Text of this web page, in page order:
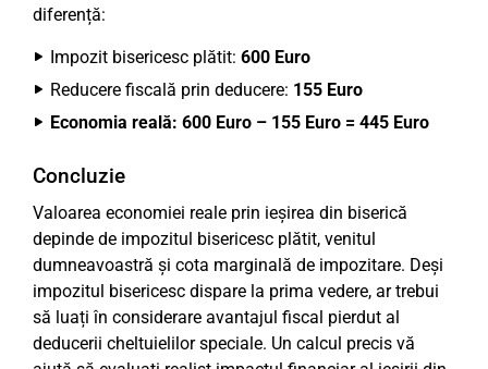
diferență:
Impozit bisericesc plătit: 600 Euro
Reducere fiscală prin deducere: 155 Euro
Economia reală: 600 Euro – 155 Euro = 445 Euro
Concluzie
Valoarea economiei reale prin ieșirea din biserică
depinde de impozitul bisericesc plătit, venitul
dumneavoastră și cota marginală de impozitare. Deși
impozitul bisericesc dispare la prima vedere, ar trebui
să luați în considerare avantajul fiscal pierdut al
deducerii cheltuielilor speciale. Un calcul precis vă